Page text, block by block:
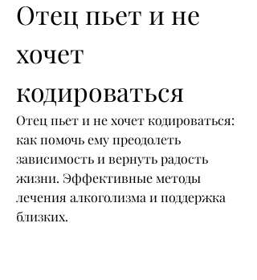
Отец пьет и не
хочет
кодироваться
Отец пьет и не хочет кодироваться:
как помочь ему преодолеть
зависимость и вернуть радость
жизни. Эффективные методы
лечения алкоголизма и поддержка
близких.